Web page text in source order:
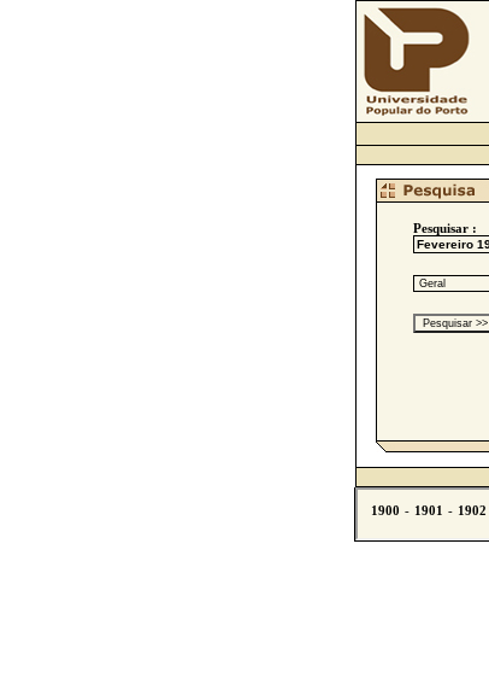
Pesquisar :